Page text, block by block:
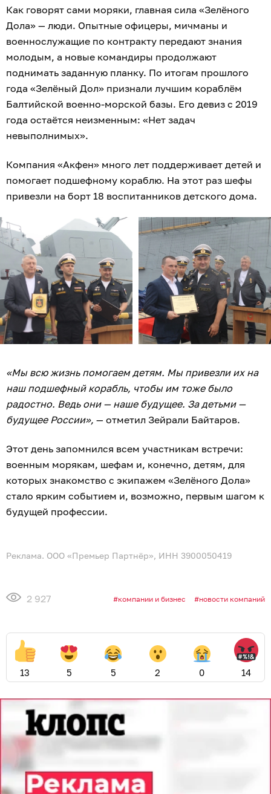
Как говорят сами моряки, главная сила «Зелёного
Дола» — люди. Опытные офицеры, мичманы и
военнослужащие по контракту передают знания
молодым, а новые командиры продолжают
поднимать заданную планку. По итогам прошлого
года «Зелёный Дол» признали лучшим кораблём
Балтийской военно-морской базы. Его девиз с 2019
года остаётся неизменным: «Нет задач
невыполнимых».
Компания «Акфен» много лет поддерживает детей и
помогает подшефному кораблю. На этот раз шефы
привезли на борт 18 воспитанников детского дома.
«Мы всю жизнь помогаем детям. Мы привезли их на
наш подшефный корабль, чтобы им тоже было
радостно. Ведь они — наше будущее. За детьми —
будущее России», — отметил Зейрали Байтаров.
Этот день запомнился всем участникам встречи:
военным морякам, шефам и, конечно, детям, для
которых знакомство с экипажем «Зелёного Дола»
стало ярким событием и, возможно, первым шагом к
будущей профессии.
Реклама. ООО «Премьер Партнёр», ИНН 3900050419
2 927 компании и бизнес новости компаний
13 5 5 2 0 14